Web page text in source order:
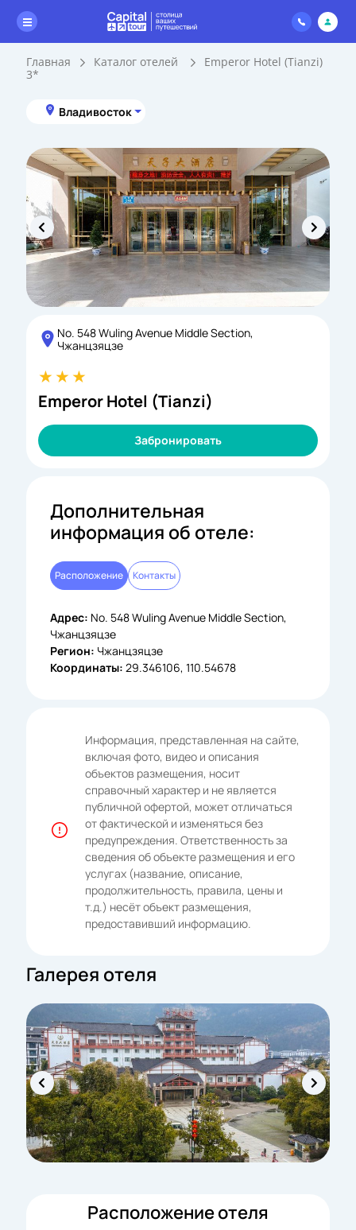
Главная Каталог отелей
Emperor Hotel (Tianzi)
3*
Владивосток
No. 548 Wuling Avenue Middle Section,
Чжанцзяцзе
Emperor Hotel (Tianzi)
Забронировать
Дополнительная
информация об отеле:
Расположение Контакты
Адрес: No. 548 Wuling Avenue Middle Section,
Чжанцзяцзе
Регион: Чжанцзяцзе
Координаты: 29.346106, 110.54678
Информация, представленная на сайте,
включая фото, видео и описания
объектов размещения, носит
справочный характер и не является
публичной офертой, может отличаться
от фактической и изменяться без
предупреждения. Ответственность за
сведения об объекте размещения и его
услугах (название, описание,
продолжительность, правила, цены и
т.д.) несёт объект размещения,
предоставивший информацию.
Галерея отеля
Расположение отеля